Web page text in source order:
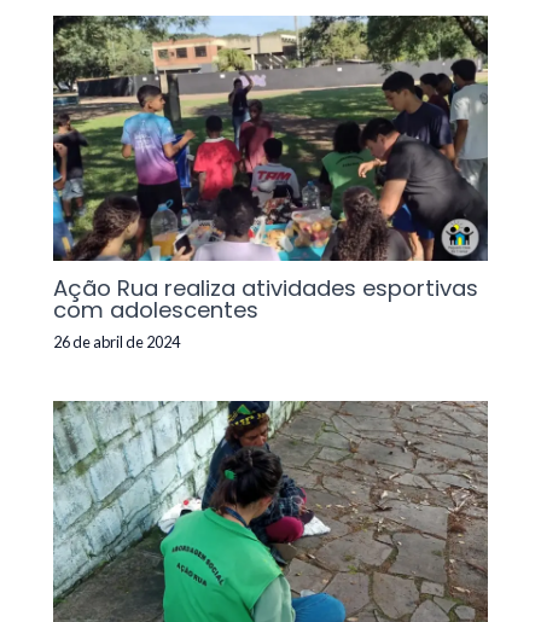
Ação Rua realiza atividades esportivas
com adolescentes
26 de abril de 2024